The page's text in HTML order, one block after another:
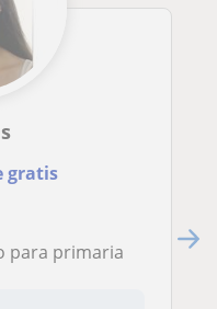
gratis
para primaria